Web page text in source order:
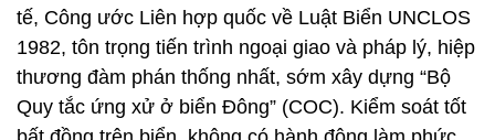
tế, Công ước Liên hợp quốc về Luật Biển UNCLOS
1982, tôn trọng tiến trình ngoại giao và pháp lý, hiệp
thương đàm phán thống nhất, sớm xây dựng “Bộ
Quy tắc ứng xử ở biển Đông” (COC). Kiểm soát tốt